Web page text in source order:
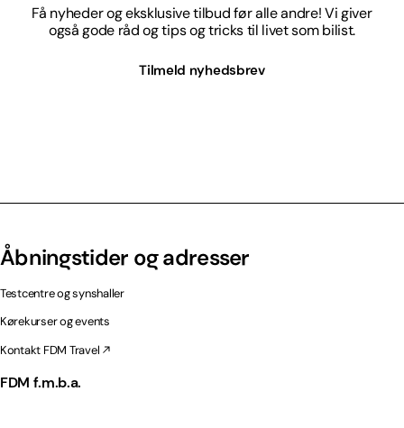
Få nyheder og eksklusive tilbud før alle andre! Vi giver
også gode råd og tips og tricks til livet som bilist.
Tilmeld nyhedsbrev
Åbningstider og adresser
Testcentre og synshaller
Kørekurser og events
Kontakt FDM Travel
FDM f.m.b.a.